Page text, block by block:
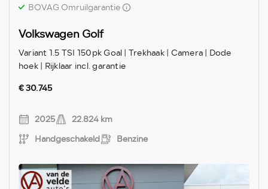
BOVAG Omruilgarantie
Volkswagen Golf
Variant 1.5 TSI 150pk Goal | Trekhaak | Camera | Dode
hoek | Rijklaar incl. garantie
€ 30.745
2025
22.824 km
Handgeschakeld
Benzine